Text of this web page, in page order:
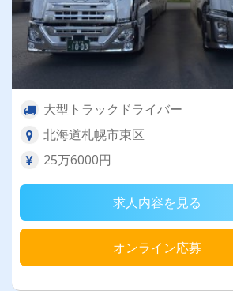
大型トラックドライバー
北海道札幌市東区
25万6000円
求人内容を見る
オンライン応募